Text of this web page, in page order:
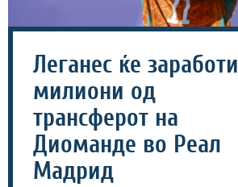
Леганес ќе заработи
милиони од
трансферот на
Диоманде во Реал
Мадрид